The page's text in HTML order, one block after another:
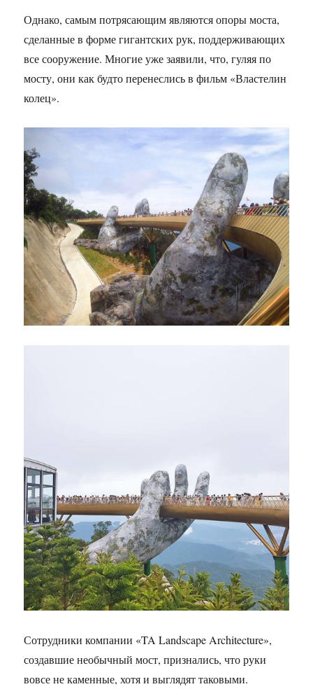
Однако, самым потрясающим являются опоры моста,
сделанные в форме гигантских рук, поддерживающих
все сооружение. Многие уже заявили, что, гуляя по
мосту, они как будто перенеслись в фильм «Властелин
колец».
Сотрудники компании «TA Landscape Architecture»,
создавшие необычный мост, признались, что руки
вовсе не каменные, хотя и выглядят таковыми.